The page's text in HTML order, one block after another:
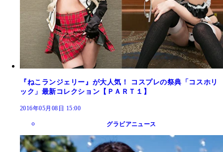
『ねこランジェリー』が大人気！ コスプレの祭典「コスホリ
ック」最新コレクション【ＰＡＲＴ１】
2016年05月08日 15:00
グラビアニュース